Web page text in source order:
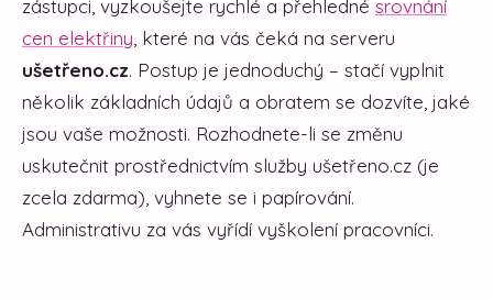
zástupci, vyzkoušejte rychlé a přehledné srovnání
cen elektřiny , které na vás čeká na serveru
ušetřeno.cz. Postup je jednoduchý – stačí vyplnit
několik základních údajů a obratem se dozvíte, jaké
jsou vaše možnosti. Rozhodnete-li se změnu
uskutečnit prostřednictvím služby ušetřeno.cz (je
zcela zdarma), vyhnete se i papírování.
Administrativu za vás vyřídí vyškolení pracovníci.